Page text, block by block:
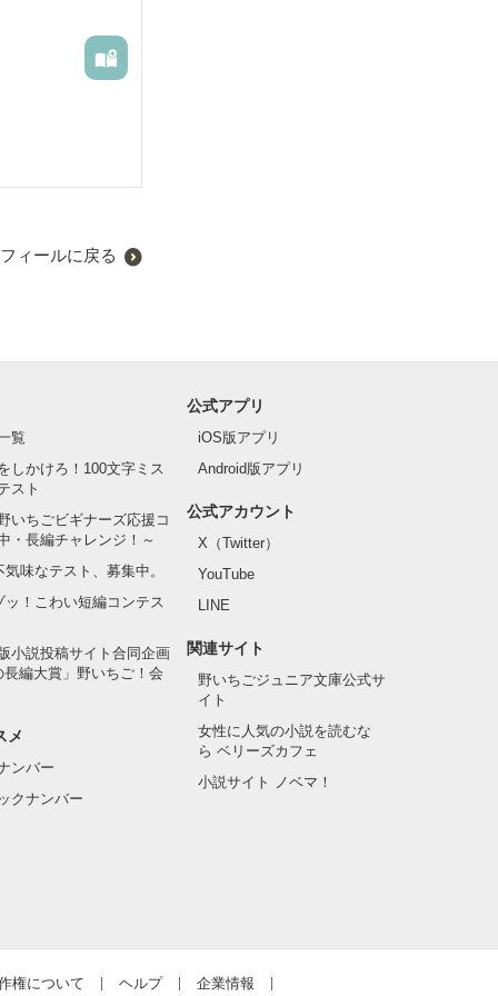
ィールに戻る
覧
しかけろ！100文字ミス
スト
いちごビギナーズ応援コ
・長編チャレンジ！～
味なテスト、募集中。
ッ！こわい短編コンテス
小説投稿サイト合同企画
長編大賞」野いちご！会
メ
ンバー
クナンバー
公式アプリ
iOS版アプリ
Android版アプリ
公式アカウント
X（Twitter）
YouTube
LINE
関連サイト
野いちごジュニア文庫公式サ
イト
女性に人気の小説を読むな
ら ベリーズカフェ
小説サイト ノベマ！
権について ヘルプ 企業情報